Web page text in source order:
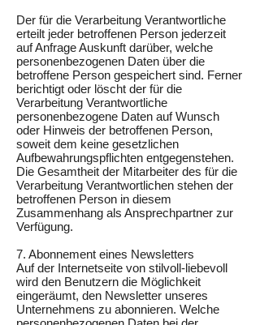
Der für die Verarbeitung Verantwortliche
erteilt jeder betroffenen Person jederzeit
auf Anfrage Auskunft darüber, welche
personenbezogenen Daten über die
betroffene Person gespeichert sind. Ferner
berichtigt oder löscht der für die
Verarbeitung Verantwortliche
personenbezogene Daten auf Wunsch
oder Hinweis der betroffenen Person,
soweit dem keine gesetzlichen
Aufbewahrungspflichten entgegenstehen.
Die Gesamtheit der Mitarbeiter des für die
Verarbeitung Verantwortlichen stehen der
betroffenen Person in diesem
Zusammenhang als Ansprechpartner zur
Verfügung.
7. Abonnement eines Newsletters
Auf der Internetseite von stilvoll-liebevoll
wird den Benutzern die Möglichkeit
eingeräumt, den Newsletter unseres
Unternehmens zu abonnieren. Welche